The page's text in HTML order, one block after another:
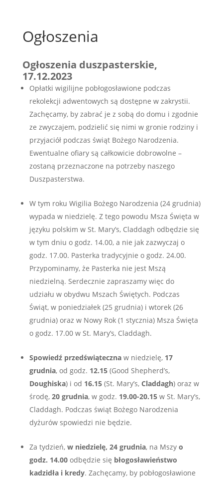
Ogłoszenia
Ogłoszenia duszpasterskie,
17.12.2023
Opłatki wigilijne pobłogosławione podczas
rekolekcji adwentowych są dostępne w zakrystii.
Zachęcamy, by zabrać je z sobą do domu i zgodnie
ze zwyczajem, podzielić się nimi w gronie rodziny i
przyjaciół podczas świąt Bożego Narodzenia.
Ewentualne ofiary są całkowicie dobrowolne –
zostaną przeznaczone na potrzeby naszego
Duszpasterstwa.
W tym roku Wigilia Bożego Narodzenia (24 grudnia)
wypada w niedzielę. Z tego powodu Msza Święta w
języku polskim w St. Mary’s, Claddagh odbędzie się
w tym dniu o godz. 14.00, a nie jak zazwyczaj o
godz. 17.00. Pasterka tradycyjnie o godz. 24.00.
Przypominamy, że Pasterka nie jest Mszą
niedzielną. Serdecznie zapraszamy więc do
udziału w obydwu Mszach Świętych. Podczas
Świąt, w poniedziałek (25 grudnia) i wtorek (26
grudnia) oraz w Nowy Rok (1 stycznia) Msza Święta
o godz. 17.00 w St. Mary’s, Claddagh.
Spowiedź przedświątecznaw niedzielę, 17
grudnia, od godz. 12.15(Good Shepherd’s,
Doughiska) i od 16.15(St. Mary’s, Claddagh) oraz w
środę, 20 grudnia, w godz. 19.00-20.15w St. Mary’s,
Claddagh. Podczas świąt Bożego Narodzenia
dyżurów spowiedzi nie będzie.
Za tydzień, w niedzielę, 24 grudnia, na Mszy o
godz. 14.00odbędzie się błogosławieństwo
kadzidła i kredy. Zachęcamy, by pobłogosławione